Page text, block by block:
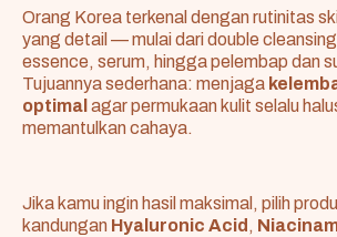
Orang Korea terkenal dengan rutinitas
yang detail — mulai dari double
essence, serum, hingga pelembap dan
Tujuannya sederhana: menjaga
optimal agar permukaan kulit selalu
memantulkan cahaya.
Jika kamu ingin hasil maksimal, pilih
kandungan Hyaluronic Acid ,